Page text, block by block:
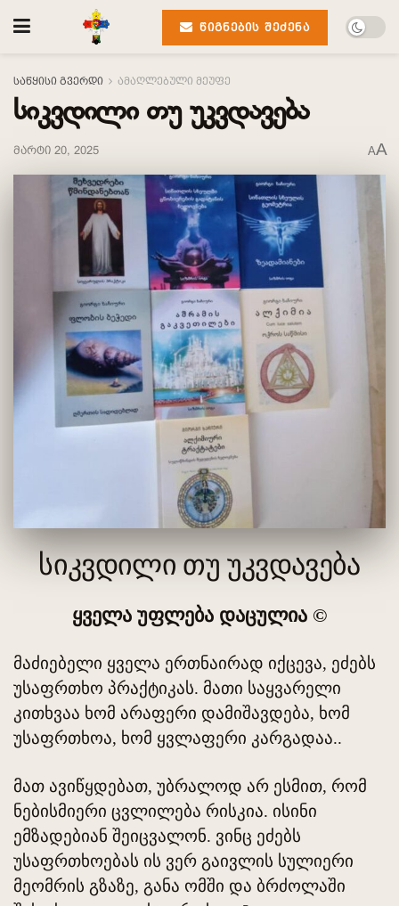
ᲬᲘᲒᲜᲔᲑᲘᲡ ᲨᲔᲫᲔᲜᲐ
საწყისი გვერდი ამაღლებული მეუფე
სიკვდილი თუ უკვდავება
მარტი 20, 2025 AA
სიკვდილი თუ უკვდავება
ყველა უფლება დაცულია ©
მაძიებელი ყველა ერთნაირად იქცევა, ეძებს
უსაფრთხო პრაქტიკას. მათი საყვარელი
კითხვაა ხომ არაფერი დამიშავდება, ხომ
უსაფრთხოა, ხომ ყვლაფერი კარგადაა..
მათ ავიწყდებათ, უბრალოდ არ ესმით, რომ
ნებისმიერი ცვლილება რისკია. ისინი
ემზადებიან შეიცვალონ. ვინც ეძებს
უსაფრთხოებას ის ვერ გაივლის სულიერი
მეომრის გზაზე, განა ომში და ბრძოლაში